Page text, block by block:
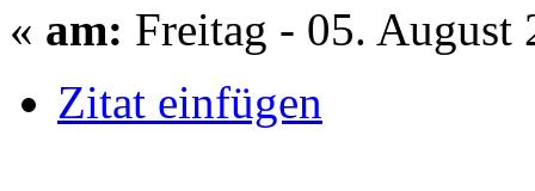
« am: Freitag - 05. August
Zitat einfügen